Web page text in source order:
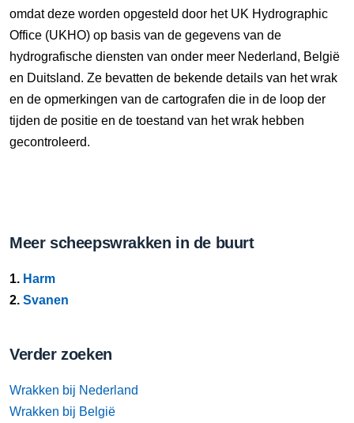
omdat deze worden opgesteld door het UK Hydrographic
Office (UKHO) op basis van de gegevens van de
hydrografische diensten van onder meer Nederland, België
en Duitsland. Ze bevatten de bekende details van het wrak
en de opmerkingen van de cartografen die in de loop der
tijden de positie en de toestand van het wrak hebben
gecontroleerd.
Meer scheepswrakken in de buurt
1. Harm
2. Svanen
Verder zoeken
Wrakken bij Nederland
Wrakken bij België